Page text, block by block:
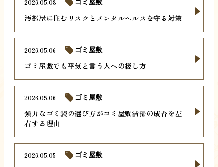
汚部屋に住むリスクとメンタルヘルスを守る対策
2026.05.08 ゴミ屋敷
ゴミ屋敷でも平気と言う人への接し方
2026.05.06 ゴミ屋敷
強力なゴミ袋の選び方がゴミ屋敷清掃の成否を左
右する理由
2026.05.06 ゴミ屋敷
2026.05.05 ゴミ屋敷